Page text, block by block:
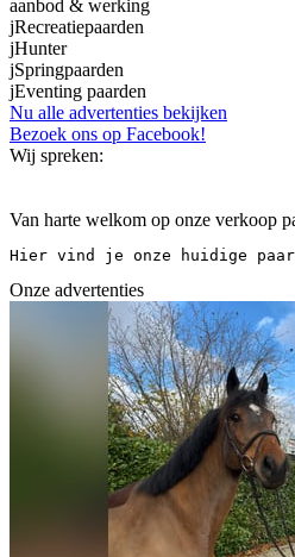
aanbod & werking
jRecreatiepaarden
jHunter
jSpringpaarden
jEventing paarden
Nu alle advertenties bekijken
Bezoek ons op Facebook!
Wij spreken:
Van harte welkom op onze verkoop
Hier vind je onze huidige
Onze advertenties